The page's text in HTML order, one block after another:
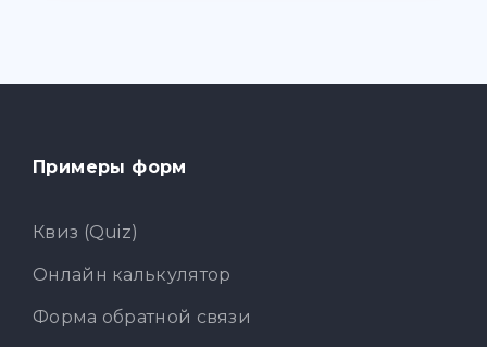
Примеры форм
Квиз (Quiz)
Онлайн калькулятор
Форма обратной связи